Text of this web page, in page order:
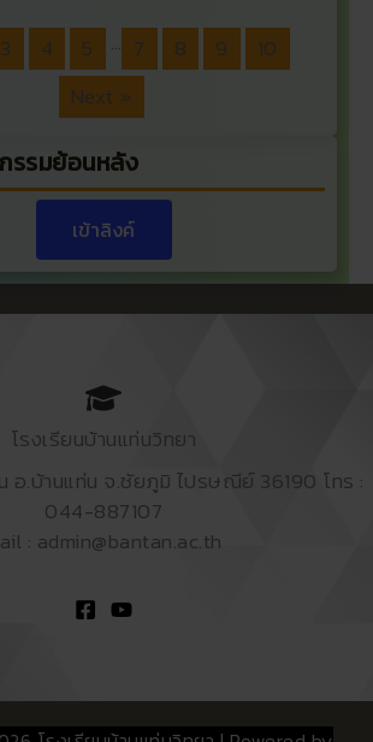
3 4 5 … 7 8 9
10
Next »
รรมย้อนหลัง
เข้าลิงค์
โรงเรียนบ้านแท่นวิทยา
อ.บ้านแท่น จ.ชัยภูมิ ไปรษณีย์ 36190 โทร :
044-887107
: admin@bantan.ac.th